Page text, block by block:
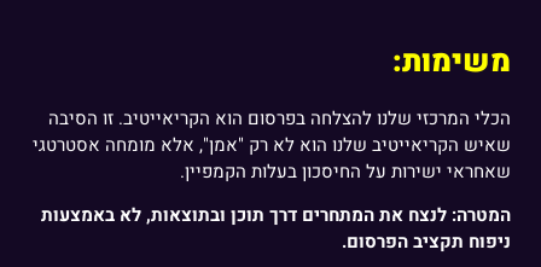
משימות:
הכלי המרכזי שלנו להצלחה בפרסום הוא הקריאייטיב. זו הסיבה
שאיש הקריאייטיב שלנו הוא לא רק "אמן", אלא מומחה אסטרטגי
שאחראי ישירות על החיסכון בעלות הקמפיין.
המטרה: לנצח את המתחרים דרך תוכן ובתוצאות, לא באמצעות
ניפוח תקציב הפרסום.